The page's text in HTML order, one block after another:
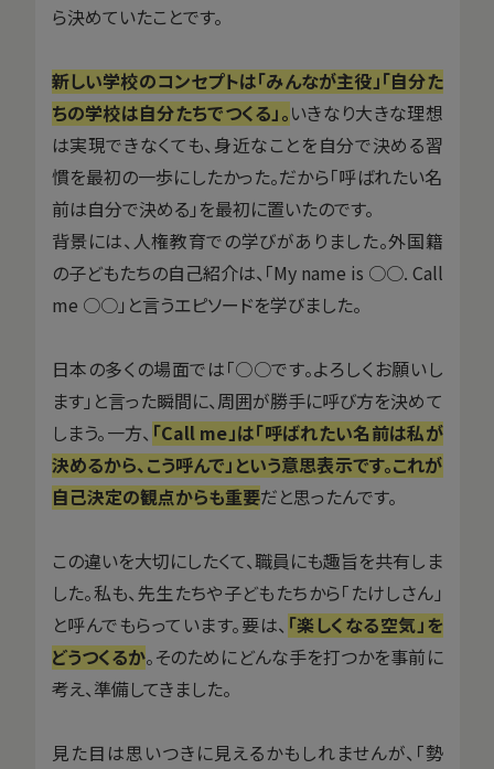
ら決めていたことです。
新しい学校のコンセプトは「みんなが主役」「自分た
ちの学校は自分たちでつくる」。いきなり大きな理想
は実現できなくても、身近なことを自分で決める習
慣を最初の一歩にしたかった。だから「呼ばれたい名
前は自分で決める」を最初に置いたのです。
背景には、人権教育での学びがありました。外国籍
の子どもたちの自己紹介は、「My name is ○○. Call
me ○○」と言うエピソードを学びました。
日本の多くの場面では「○○です。よろしくお願いし
ます」と言った瞬間に、周囲が勝手に呼び方を決めて
しまう。一方、 「Call me」は「呼ばれたい名前は私が
決めるから、こう呼んで」という意思表示です。これが
自己決定の観点からも重要だと思ったんです。
この違いを大切にしたくて、職員にも趣旨を共有しま
した。私も、先生たちや子どもたちから「たけしさん」
と呼んでもらっています。要は、 「楽しくなる空気」を
どうつくるか。そのためにどんな手を打つかを事前に
考え、準備してきました。
見た目は思いつきに見えるかもしれませんが、「勢